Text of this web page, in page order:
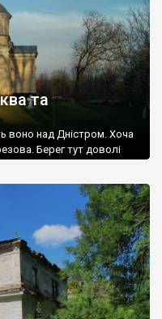
та
воно над Дністром. Хоча
Берег тут доволі
більшості навколишніх
церква. Точної дати […]